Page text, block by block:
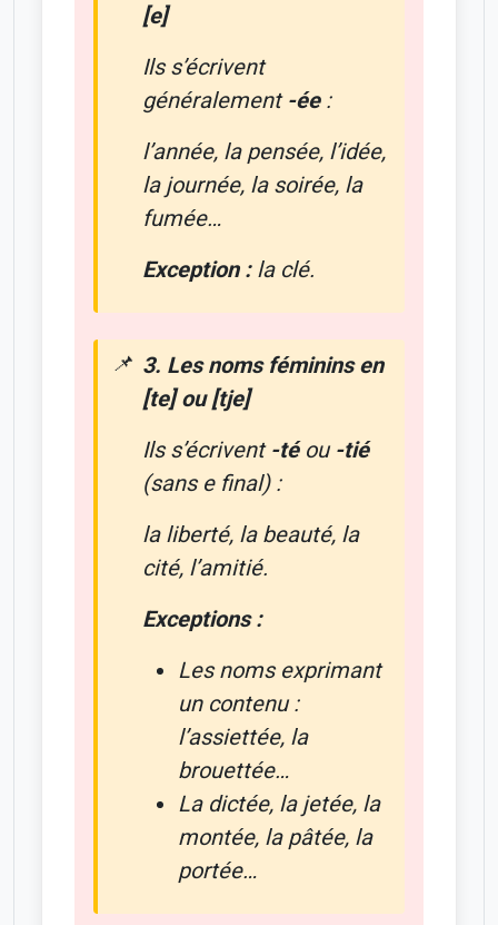
[e]
Ils s’écrivent
généralement -ée:
l’année, la pensée, l’idée,
la journée, la soirée, la
fumée…
Exception :la clé.
3. Les noms féminins en
[te] ou [tje]
Ils s’écrivent -téou -tié
(sans e final) :
la liberté, la beauté, la
cité, l’amitié.
Exceptions :
Les noms exprimant
un contenu :
l’assiettée, la
brouettée…
La dictée, la jetée, la
montée, la pâtée, la
portée…